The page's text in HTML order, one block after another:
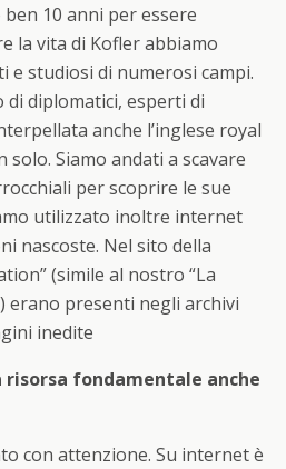
10 anni per essere
la vita di Kofler abbiamo
e studiosi di numerosi campi.
di diplomatici, esperti di
anche l’inglese royal
solo. Siamo andati a scavare
per scoprire le sue
utilizzato inoltre internet
nascoste. Nel sito della
(simile al nostro “La
erano presenti negli archivi
inedite
fondamentale anche
con attenzione. Su internet è